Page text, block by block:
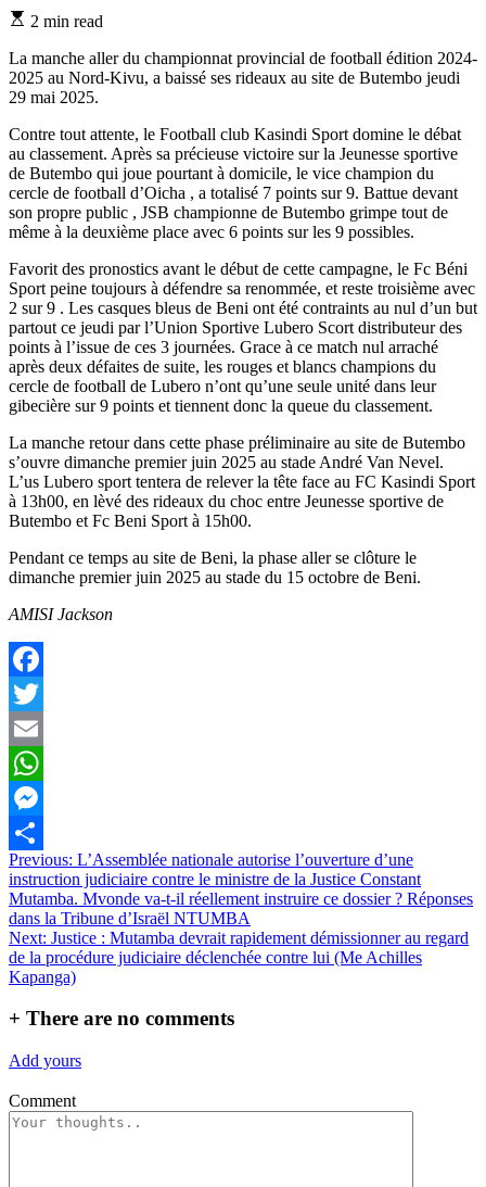
Estimated
time
2 min read
La manche aller du championnat provincial de football édition 2024-
2025 au Nord-Kivu, a baissé ses rideaux au site de Butembo jeudi
29 mai 2025.
Contre tout attente, le Football club Kasindi Sport domine le débat
au classement. Après sa précieuse victoire sur la Jeunesse sportive
de Butembo qui joue pourtant à domicile, le vice champion du
cercle de football d’Oicha , a totalisé 7 points sur 9. Battue devant
son propre public , JSB championne de Butembo grimpe tout de
même à la deuxième place avec 6 points sur les 9 possibles.
Favorit des pronostics avant le début de cette campagne, le Fc Béni
Sport peine toujours à défendre sa renommée, et reste troisième avec
2 sur 9 . Les casques bleus de Beni ont été contraints au nul d’un but
partout ce jeudi par l’Union Sportive Lubero Scort distributeur des
points à l’issue de ces 3 journées. Grace à ce match nul arraché
après deux défaites de suite, les rouges et blancs champions du
cercle de football de Lubero n’ont qu’une seule unité dans leur
gibecière sur 9 points et tiennent donc la queue du classement.
La manche retour dans cette phase préliminaire au site de Butembo
s’ouvre dimanche premier juin 2025 au stade André Van Nevel.
L’us Lubero sport tentera de relever la tête face au FC Kasindi Sport
à 13h00, en lèvé des rideaux du choc entre Jeunesse sportive de
Butembo et Fc Beni Sport à 15h00.
Pendant ce temps au site de Beni, la phase aller se clôture le
dimanche premier juin 2025 au stade du 15 octobre de Beni.
AMISI Jackson
Facebook
Twitter
Email
WhatsApp
Messenger
Partager
Navigation
de
l’article
Previous: L’Assemblée nationale autorise l’ouverture d’une
instruction judiciaire contre le ministre de la Justice Constant
Mutamba. Mvonde va-t-il réellement instruire ce dossier ? Réponses
dans la Tribune d’Israël NTUMBA
Next: Justice : Mutamba devrait rapidement démissionner au regard
de la procédure judiciaire déclenchée contre lui (Me Achilles
Kapanga)
+ There are no comments
Add yours
Comment